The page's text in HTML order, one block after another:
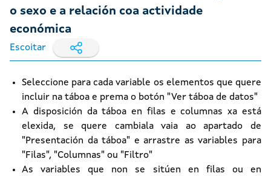
o sexo e a relación coa actividade
económica
Escoitar
Seleccione para cada variable os elementos que quere
incluir na táboa e prema o botón "Ver táboa de datos"
A disposición da táboa en filas e columnas xa está
elexida, se quere cambiala vaia ao apartado de
"Presentación da táboa" e arrastre as variables para
"Filas", "Columnas" ou "Filtro"
As variables que non se sitúen en filas ou en